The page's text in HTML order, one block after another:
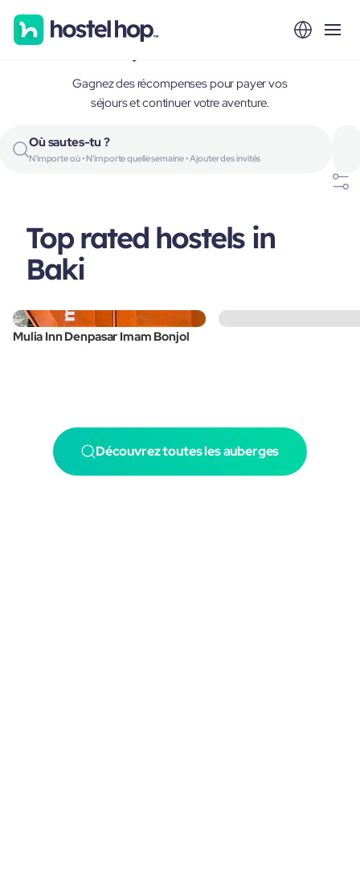
Baki, Indonesia
Gagnez des récompenses pour payer vos
séjours et continuer votre aventure.
Où sautes-tu ?
N'importe où • N'importe quelle semaine • Ajouter des invités
Top rated hostels in
Baki
Mulia Inn Denpasar Imam Bonjol
Découvrez toutes les auberges